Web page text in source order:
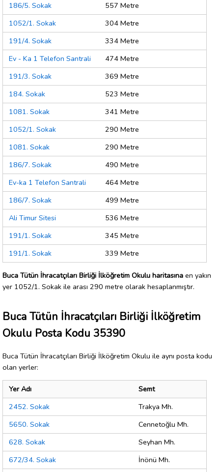
186/5. Sokak
557 Metre
1052/1. Sokak
304 Metre
191/4. Sokak
334 Metre
Ev - Ka 1 Telefon Santrali
474 Metre
191/3. Sokak
369 Metre
184. Sokak
523 Metre
1081. Sokak
341 Metre
1052/1. Sokak
290 Metre
1081. Sokak
290 Metre
186/7. Sokak
490 Metre
Ev-ka 1 Telefon Santrali
464 Metre
186/7. Sokak
499 Metre
Ali Timur Sitesi
536 Metre
191/1. Sokak
345 Metre
191/1. Sokak
339 Metre
Buca Tütün İhracatçıları Birliği İlköğretim Okulu haritasına en yakın
yer 1052/1. Sokak ile arası 290 metre olarak hesaplanmıştır.
Buca Tütün İhracatçıları Birliği İlköğretim
Okulu Posta Kodu 35390
Buca Tütün İhracatçıları Birliği İlköğretim Okulu ile aynı posta kodu
olan yerler:
Yer Adı
Semt
2452. Sokak
Trakya Mh.
5650. Sokak
Cennetoğlu Mh.
628. Sokak
Seyhan Mh.
672/34. Sokak
İnönü Mh.